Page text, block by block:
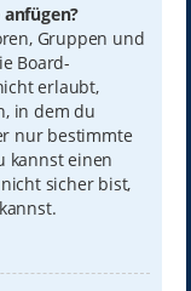
Gruppen und
Board-
erlaubt,
in dem du
nur bestimmte
kannst einen
sicher bist,